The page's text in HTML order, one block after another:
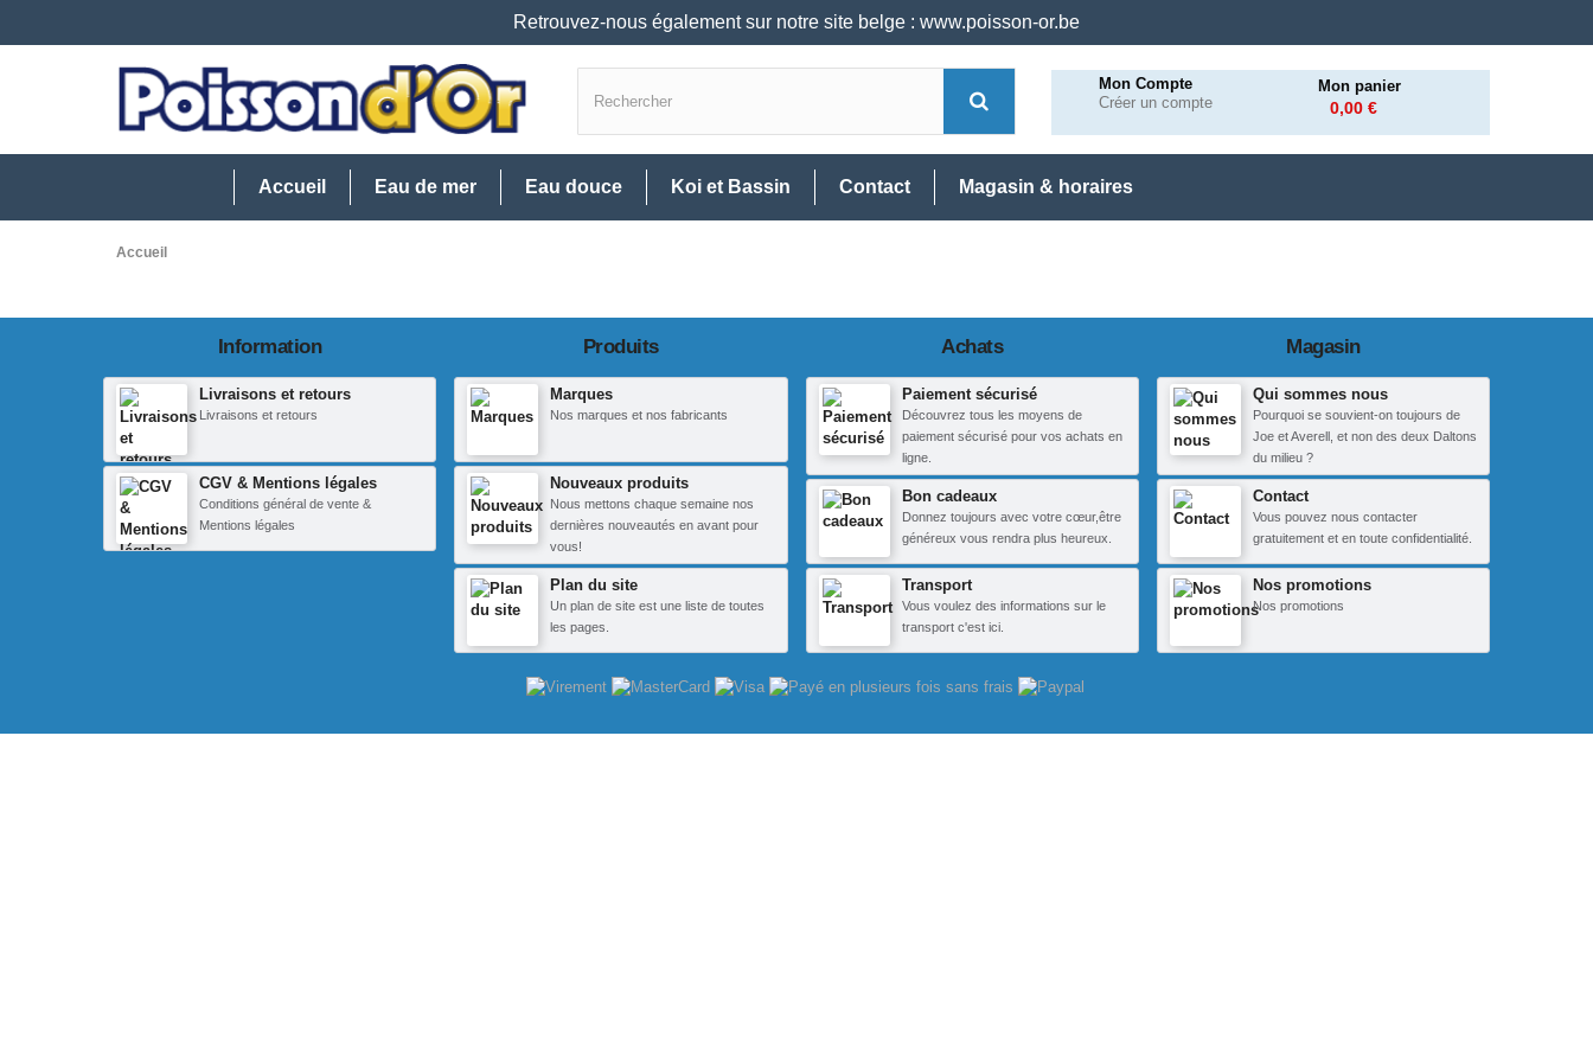
Retrouvez-nous également sur notre site belge : www.poisson-or.be
Mon Compte
Créer un compte
Mon panier
0,00 €
Accueil Eau de mer Eau douce Koi et Bassin Contact Magasin & horaires
Accueil
Information
Livraisons et retours
Livraisons et retours
CGV & Mentions légales
Conditions général de vente &
Mentions légales
Produits
Marques
Nos marques et nos fabricants
Nouveaux produits
Nous mettons chaque semaine nos
dernières nouveautés en avant pour
vous!
Plan du site
Un plan de site est une liste de toutes
les pages.
Achats
Paiement sécurisé
Découvrez tous les moyens de
paiement sécurisé pour vos achats en
ligne.
Bon cadeaux
Donnez toujours avec votre cœur,être
généreux vous rendra plus heureux.
Transport
Vous voulez des informations sur le
transport c'est ici.
Magasin
Qui sommes nous
Pourquoi se souvient-on toujours de
Joe et Averell, et non des deux Daltons
du milieu ?
Contact
Vous pouvez nous contacter
gratuitement et en toute confidentialité.
Nos promotions
Nos promotions